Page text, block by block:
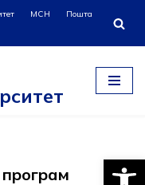
МСН
Пошта
програм